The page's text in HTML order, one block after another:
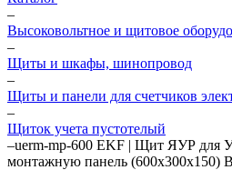
–
Высоковольтное и щитовое
–
Щиты и шкафы, шинопровод
–
Щиты и панели для счетчиков
–
Щиток учета пустотелый
–uerm-mp-600 EKF | Щит ЯУР для
монтажную панель (600х300х150)